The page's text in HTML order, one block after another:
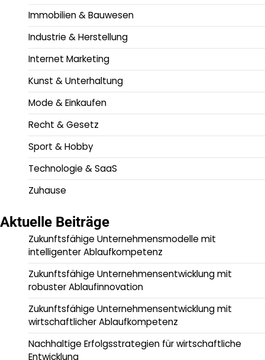
Immobilien & Bauwesen
Industrie & Herstellung
Internet Marketing
Kunst & Unterhaltung
Mode & Einkaufen
Recht & Gesetz
Sport & Hobby
Technologie & SaaS
Zuhause
Aktuelle Beiträge
Zukunftsfähige Unternehmensmodelle mit
intelligenter Ablaufkompetenz
Zukunftsfähige Unternehmensentwicklung mit
robuster Ablaufinnovation
Zukunftsfähige Unternehmensentwicklung mit
wirtschaftlicher Ablaufkompetenz
Nachhaltige Erfolgsstrategien für wirtschaftliche
Entwicklung